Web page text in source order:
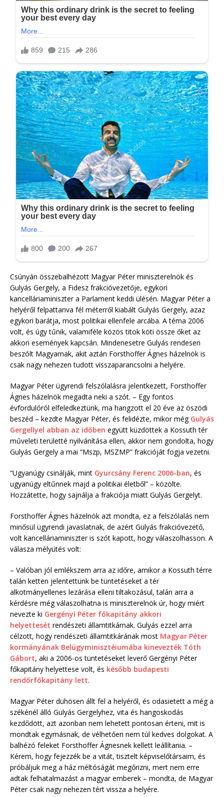
Csúnyán összebalhézott Magyar Péter miniszterelnök és
Gulyás Gergely, a Fidesz frakcióvezetője, egykori
kancelláriaminiszter a Parlament keddi ülésén. Magyar Péter a
helyéről felpattanva fél méterről kiabált Gulyás Gergely, azaz
egykori barátja, most politikai ellenfele arcába. A téma 2006
volt, és úgy tűnik, valamiféle közös titok köti össze őket az
akkori események kapcsán. Mindenesetre Gulyás rendesen
beszólt Magyarnak, akit aztán Forsthoffer Ágnes házelnök is
csak nagy nehezen tudott visszaparancsolni a helyére.
Magyar Péter ügyrendi felszólalásra jelentkezett, Forsthoffer
Ágnes házelnök megadta neki a szót. – Egy fontos
évfordulóról elfeledkeztünk, ma hangzott el 20 éve az öszödi
beszéd – kezdte Magyar Péter, és felidézte, mikor még Gulyás
Gergellyel abban az időben együtt küzdöttek a Kossuth tér
műveleti területté nyilvánítása ellen, akkor nem gondolta, hogy
Gulyás Gergely a mai “Mszp, MSZMP” frakcióját fogja vezetni.
“Ugyanúgy csinálják, mint Gyurcsány Ferenc 2006-ban, és
ugyanúgy eltűnnek majd a politikai életből” – közölte.
Hozzátette, hogy sajnálja a frakciója miatt Gulyás Gergelyt.
Forsthoffer Ágnes házelnök azt mondta, ez a felszólalás nem
minősül ügyrendi javaslatnak, de azért Gulyás frakcióvezető,
volt kancelláriaminiszter is szót kapott, hogy válaszolhasson. A
válasza mélyütés volt:
– Valóban jól emlékszem arra az időre, amikor a Kossuth térre
talán ketten jelentettünk be tüntetéseket a tér
alkotmányellenes lezárása elleni tiltakozásul, talán arra a
kérdésre még válaszolhatna is miniszterelnök úr, hogy miért
nevezte ki Gergényi Péter főkapitány akkori
helyettesét rendészeti államtitkárnak. Gulyás ezzel arra
célzott, hogy rendészeti államtitkárának most Magyar Péter
kormányának Belügyminisztéiumába kinevezték Tóth
Gábort, aki a 2006-os tüntetéseket leverő Gergényi Péter
főkapitány helyettese volt, és később budapesti
rendőrfőkapitány lett.
Magyar Péter dühösen állt fel a helyéről, és odasietett a még a
székénél álló Gulyás Gergelyhez, vita és hangoskodás
kezdődött, azt azonban nem lehetett pontosan érteni, mit is
mondtak egymásnak, de vélhetően nem túl kedves dolgokat. A
balhézó feleket Forsthoffer Ágnesnek kellett leállítania. –
Kérem, hogy fejezzék be a vitát, tisztelt képviselőtársaim, és
próbáljuk meg a ház méltóságát megőrizni, mert nem erre
adtak felhatalmazást a magyar emberek – mondta, de Magyar
Péter csak nagy nehezen tért vissza a helyére.